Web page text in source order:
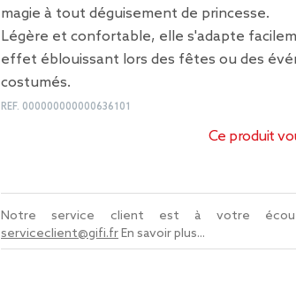
magie à tout déguisement de princesse.
Légère et confortable, elle s'adapte
effet éblouissant lors des fêtes ou des
costumés.
REF. 000000000000636101
Ce produit
Notre service client est à votre
serviceclient@gifi.frEn savoir plus...